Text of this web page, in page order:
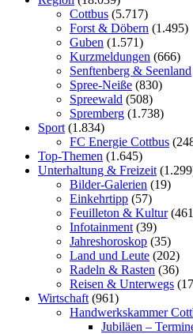
Cottbus (5.717)
Forst & Döbern (1.495)
Guben (1.571)
Kurzmeldungen (666)
Senftenberg & Seenland
Spree-Neiße (830)
Spreewald (508)
Spremberg (1.738)
Sport (1.834)
FC Energie Cottbus
Top-Themen (1.645)
Unterhaltung & Freizeit
Bilder-Galerien (19)
Einkehrtipp (57)
Feuilleton & Kultur
Infotainment (39)
Jahreshoroskop (35)
Land und Leute (202)
Radeln & Rasten (36)
Reisen & Unterwegs
Wirtschaft (961)
Handwerkskammer
Jubiläen –